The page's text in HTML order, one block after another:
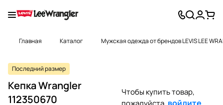
Главная Каталог Мужская одежда от брендов LEVIS LEE
Последний размер
Кепка Wrangler
112350670
Чтобы купить товар,